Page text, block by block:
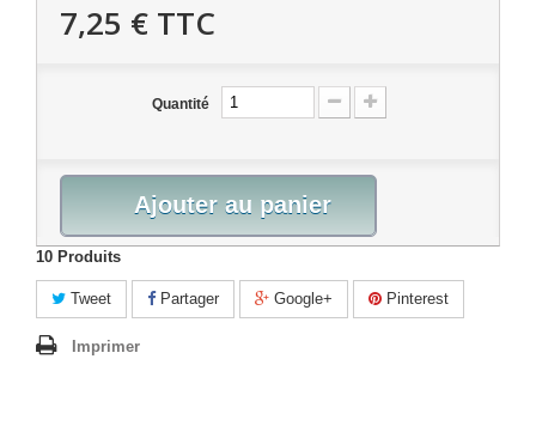
7,25 € TTC
Quantité
Ajouter au panier
10 Produits
Tweet Partager Google+ Pinterest
Imprimer